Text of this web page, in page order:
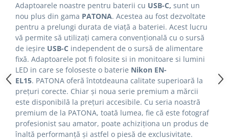
Adaptoarele noastre pentru baterii cu USB-C, sunt un
nou plus din gama PATONA. Acestea au fost dezvoltate
pentru a prelungi durata de viață a bateriei. Acest lucru
vă permite să utilizați camera convențională cu o sursă
de ieșire USB-C independent de o sursă de alimentare
fixă. Adaptoarele pot fi folosite si in monitoare si lumini
LED in care se foloseste o baterie Nikon EN-
EL15. PATONA oferă întotdeauna calitate superioară la
prețuri corecte. Chiar și noua serie premium a mărcii
este disponibilă la prețuri accesibile. Cu seria noastră
premium de la PATONA, toată lumea, fie că este fotograf
profesionist sau amator, poate achiziționa un produs de
înaltă performanță și astfel o piesă de exclusivitate.